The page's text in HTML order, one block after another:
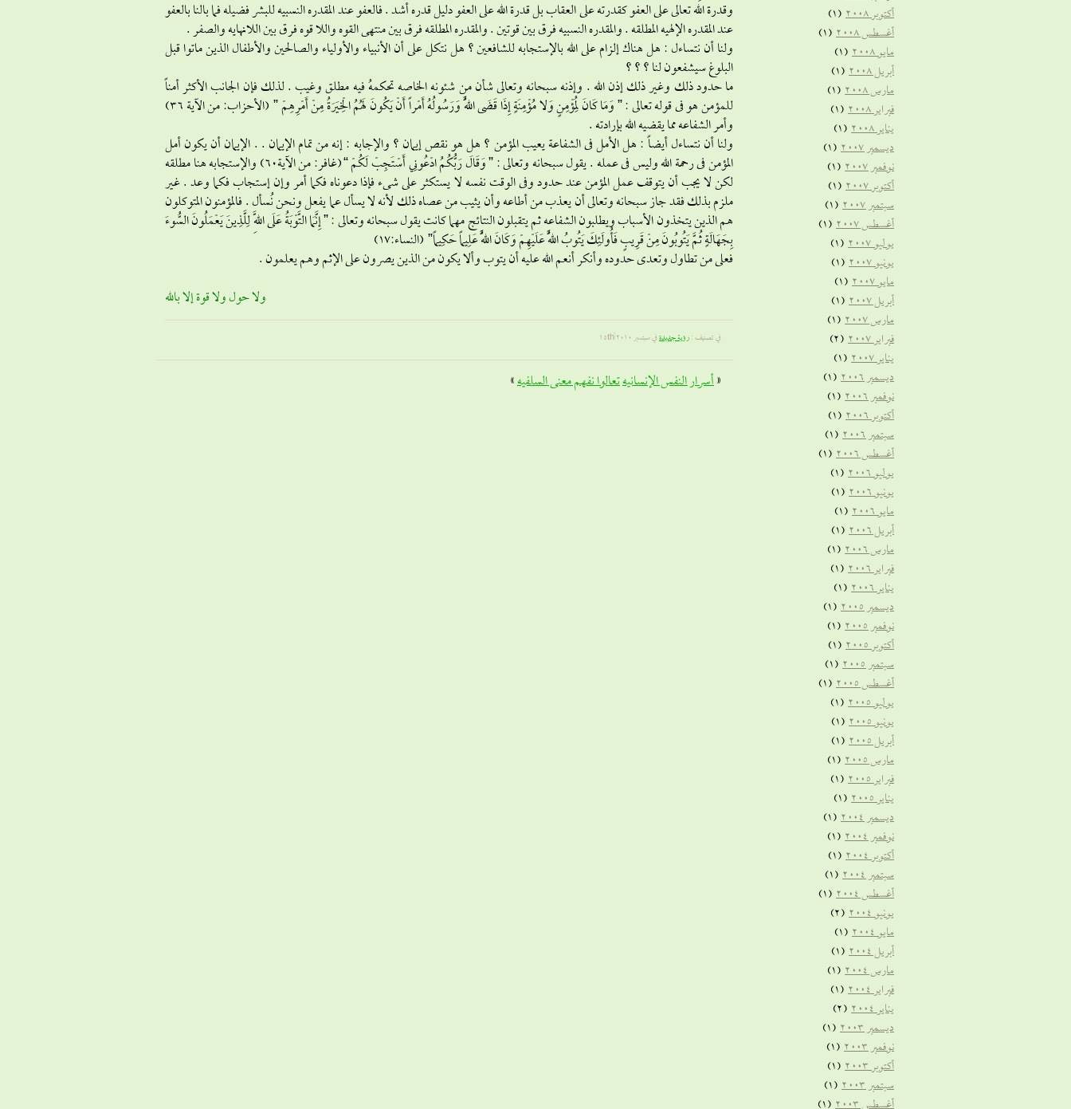
وقدرة الله تعالى على العفو كقدرته على العقاب بل قدرة الله على العفو دليل قدره أشد . فالعفو عند المقدره النسبيه للبشر فضيله فما بالنا بالعفو
عند المقدره الإلهيه المطلقه . والمقدره النسبيه فرق بين قوتين . والمقدره المطلقه فرق بين منتهى القوه واللا قوه فرق بين اللانهايه والصفر .
ولنا أن نتساءل : هل هناك إلزام على الله بالإستجابه للشافعين ؟ هل نتكل على أن الأنبياء والأولياء والصالحين والأطفال الذين ماتوا قبل
البلوغ سيشفعون لنا ؟ ؟ ؟
ما حدود ذلك وغير ذلك إذن الله . وإذنه سبحانه وتعالى شأن من شئونه الخاصه تحكمهُ فيه مطلق وغيب . لذلك فإن الجانب الأكثر أمناً
للمؤمن هو فى قوله تعالى : ” وَمَا كَانَ لِمُؤْمِنٍ وَلا مُؤْمِنَةٍ إِذَا قَضَى اللَّهُ وَرَسُولُهُ أَمْراً أَنْ يَكُونَ لَهُمُ الْخِيَرَةُ مِنْ أَمْرِهِمْ ” (الأحزاب: من الآية 36)
وأمر الشفاعه مما يقضيه الله بإرادته .
ولنا أن نتساءل أيضاً : هل الأمل فى الشفاعة يعيب المؤمن ؟ هل هو نقص إيمان ؟ والإجابه : إنه من تمام الإيمان . . الإيمان أن يكون أمل
المؤمن فى رحمة الله وليس فى عمله . يقول سبحانه وتعالى : ” وَقَالَ رَبُّكُمُ ادْعُونِي أَسْتَجِبْ لَكُمْ “(غافر: من الآية60) والإستجابه هنا مطلقه
لكن لا يجب أن يتوقف عمل المؤمن عند حدود وفى الوقت نفسه لا يستكثر على شىء فإذا دعوناه فكما أمر وإن إستجاب فكما وعد . غير
ملزم بذلك فقد جاز سبحانه وتعالى أن يعذب من أطاعه وأن يثيب من عصاه ذلك لأنه لا يسأل عما يفعل ونحن نُسأل . فالمؤمنون المتوكلون
هم الذين يتخذون الأسباب ويطلبون الشفاعه ثم يتقبلون النتائج مهما كانت يقول سبحانه وتعالى : ” إِنَّمَا التَّوْبَةُ عَلَى اللَّهِ لِلَّذِينَ يَعْمَلُونَ السُّوءَ
بِجَهَالَةٍ ثُمَّ يَتُوبُونَ مِنْ قَرِيبٍ فَأُولَئِكَ يَتُوبُ اللَّهُ عَلَيْهِمْ وَكَانَ اللَّهُ عَلِيماً حَكِيماً” (النساء:17)
فعلى من تطاول وتعدى حدوده وأنكر أنعم الله عليه أن يتوب وألا يكون من الذين يصرون على الإثم وهم يعلمون .
ولا حول ولا قوة إلا بالله
في تصنيف :رؤية جديدةفي سبتمبر 15th, 2010
«أسرار النفس الإنسانيهتعالوا نفهم معنى السلفيه»
أكتوبر 2008 (1)
أغسطس 2008 (1)
مايو 2008 (1)
أبريل 2008 (1)
مارس 2008 (1)
فبراير 2008 (1)
يناير 2008 (1)
ديسمبر 2007 (1)
نوفمبر 2007 (1)
أكتوبر 2007 (1)
سبتمبر 2007 (1)
أغسطس 2007 (1)
يوليو 2007 (1)
يونيو 2007 (1)
مايو 2007 (1)
أبريل 2007 (1)
مارس 2007 (1)
فبراير 2007 (2)
يناير 2007 (1)
ديسمبر 2006 (1)
نوفمبر 2006 (1)
أكتوبر 2006 (1)
سبتمبر 2006 (1)
أغسطس 2006 (1)
يوليو 2006 (1)
يونيو 2006 (1)
مايو 2006 (1)
أبريل 2006 (1)
مارس 2006 (1)
فبراير 2006 (1)
يناير 2006 (1)
ديسمبر 2005 (1)
نوفمبر 2005 (1)
أكتوبر 2005 (1)
سبتمبر 2005 (1)
أغسطس 2005 (1)
يوليو 2005 (1)
يونيو 2005 (1)
أبريل 2005 (1)
مارس 2005 (1)
فبراير 2005 (1)
يناير 2005 (1)
ديسمبر 2004 (1)
نوفمبر 2004 (1)
أكتوبر 2004 (1)
سبتمبر 2004 (1)
أغسطس 2004 (1)
يونيو 2004 (2)
مايو 2004 (1)
أبريل 2004 (1)
مارس 2004 (1)
فبراير 2004 (1)
يناير 2004 (2)
ديسمبر 2003 (1)
نوفمبر 2003 (1)
أكتوبر 2003 (1)
سبتمبر 2003 (1)